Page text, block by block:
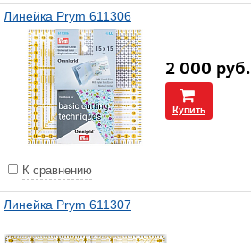
Линейка Prym 611306
2 000 руб.
Купить
К сравнению
Линейка Prym 611307